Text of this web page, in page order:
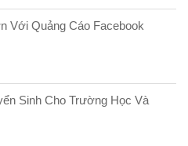
Với Quảng Cáo Facebook
Sinh Cho Trường Học Và